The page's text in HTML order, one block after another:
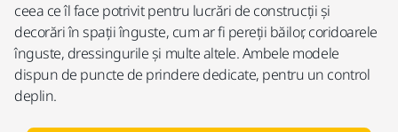
ceea ce îl face potrivit pentru lucrări de construcții și
decorări în spații înguste, cum ar fi pereții băilor, coridoarele
înguste, dressingurile și multe altele. Ambele modele
dispun de puncte de prindere dedicate, pentru un control
deplin.